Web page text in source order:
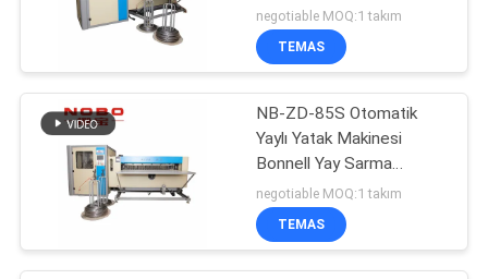
NOBO-ZD-85S
negotiable MOQ:1 takım
TEMAS
NB-ZD-85S Otomatik
Yaylı Yatak Makinesi
Bonnell Yay Sarma
Makinesi
negotiable MOQ:1 takım
TEMAS